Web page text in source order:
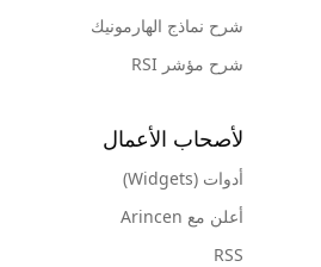
شرح نماذج الهارمونيك
شرح مؤشر RSI
لأصحاب الأعمال
أدوات (Widgets)
أعلن مع Arincen
RSS